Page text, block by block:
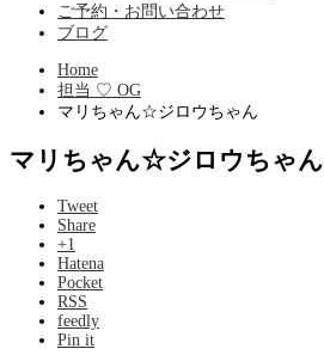
ご予約・お問い合わせ
ブログ
Home
担当 ♡ OG
マリちゃん☆ジロウちゃん
マリちゃん☆ジロウちゃん
Tweet
Share
+1
Hatena
Pocket
RSS
feedly
Pin it